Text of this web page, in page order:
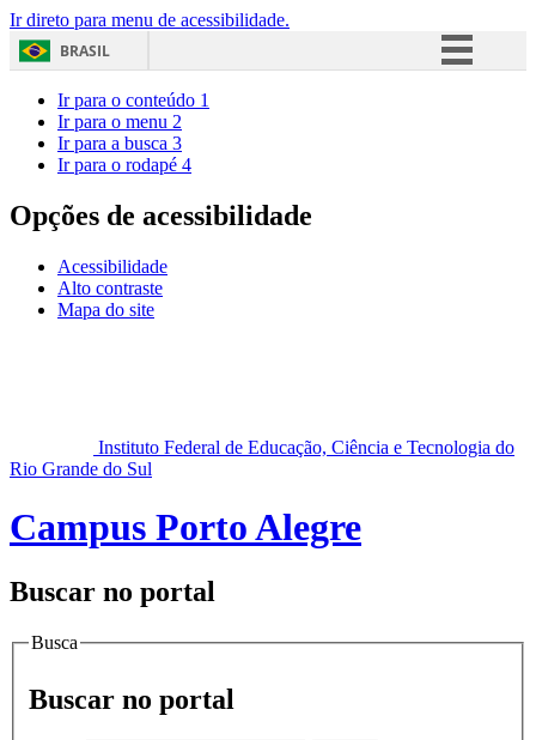
Ir direto para menu de acessibilidade.
BRASIL
Acesso à informação
Ir para o conteúdo 1
Ir para o menu 2
Ir para a busca 3
Ir para o rodapé 4
Opções de acessibilidade
Acessibilidade
Alto contraste
Mapa do site
Instituto Federal de Educação, Ciência e Tecnologia do
Rio Grande do Sul
Campus Porto Alegre
Buscar no portal
Busca
Buscar no portal